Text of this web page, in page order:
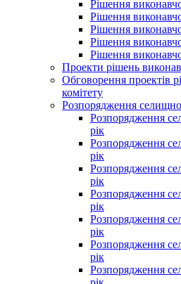
Рішення
Рішення
Рішення
Рішення
Рішення
Проекти рішень
Обговорення проектів
комітету
Розпорядження
Розпорядження
рік
Розпорядження
рік
Розпорядження
рік
Розпорядження
рік
Розпорядження
рік
Розпорядження
рік
Розпорядження